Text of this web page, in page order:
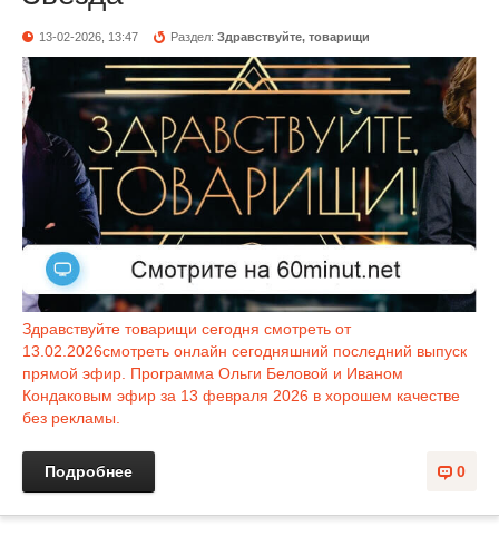
13-02-2026, 13:47 Раздел:Здравствуйте, товарищи
Здравствуйте товарищи сегодня смотреть от
13.02.2026смотреть онлайн сегодняшний последний выпуск
прямой эфир. Программа Ольги Беловой и Иваном
Кондаковым эфир за 13 февраля 2026 в хорошем качестве
без рекламы.
0
Подробнее